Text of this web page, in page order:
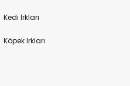
Kedi Irkları
Köpek Irkları